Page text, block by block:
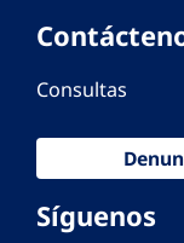
Consultas
Síguenos